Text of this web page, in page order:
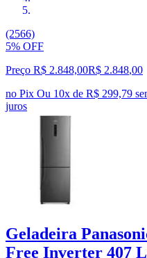
(2566)
5% OFF
Preço R$ 2.848,00R$ 2.848,00
no Pix Ou 10x de R$ 299,79
juros
Geladeira
Free Inverter 407